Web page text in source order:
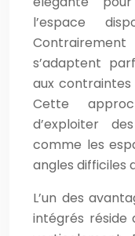
l’espace
s’adaptent
aux
Cette
d’exploiter
comme les
angles difficiles
L’un des
intégrés réside